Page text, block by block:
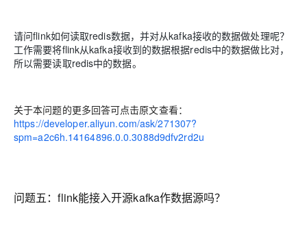
请问flink如何读取redis数据，并对从kafka接收的数据做处理呢？
工作需要将flink从kafka接收到的数据根据redis中的数据做比对，
所以需要读取redis中的数据。
关于本问题的更多回答可点击原文查看：
https://developer.aliyun.com/ask/271307?
spm=a2c6h.14164896.0.0.3088d9dfv2rd2u
问题五：flink能接入开源kafka作数据源吗？